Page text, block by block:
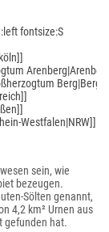
fontsize:S
Berg|Berg]]
Westfalen|NRW]]
sein, wie
bezeugen.
Sölten genannt,
4,2 km² Urnen aus
gefunden hat.